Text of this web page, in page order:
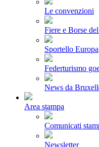
Le convenzioni
Fiere e Borse
Sportello Europa
Federturismo
News da
Area stampa
Comunicati
Newsletter